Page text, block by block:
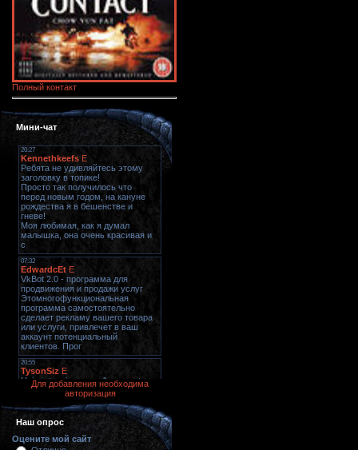
Полный контакт
Мини-чат
Для добавления необходима
авторизация
Наш опрос
Оцените мой сайт